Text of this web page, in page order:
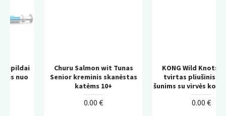
Churu Salmon wit Tunas
Senior kreminis skanėstas
katėms 10+
KONG Wild Knots Bear –
tvirtas pliušinis žaislas
šunims su virvės konstrukcija